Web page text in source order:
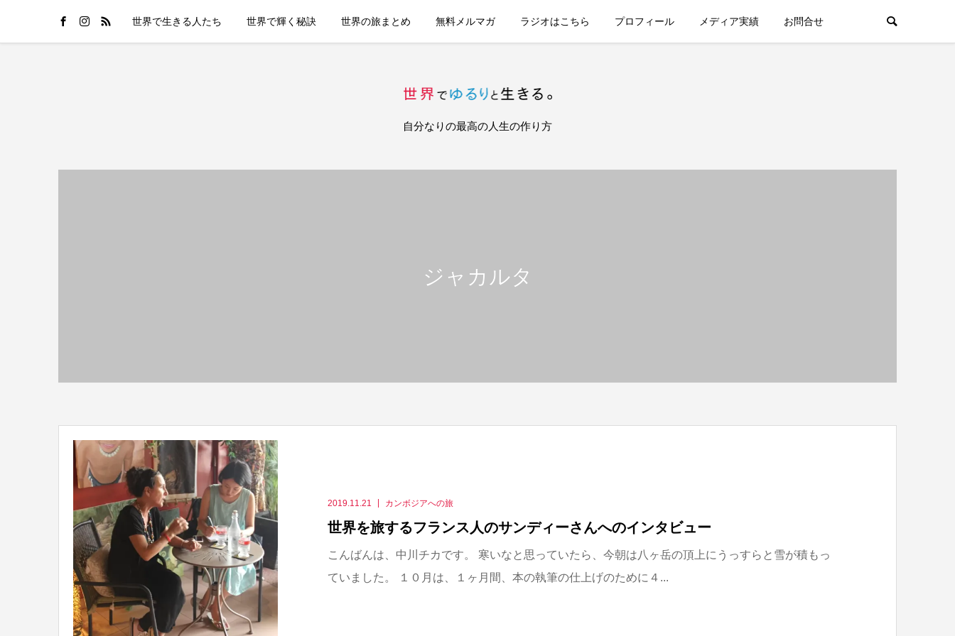
世界で生きる人たち 世界で輝く秘訣 世界の旅まとめ 無料メルマガ ラジオはこちら プロフィール メディア実績 お問合せ
自分なりの最高の人生の作り方
ジャカルタ
2019.11.21 カンボジアへの旅
世界を旅するフランス人のサンディーさんへのインタビュー
こんばんは、中川チカです。 寒いなと思っていたら、今朝は八ヶ岳の頂上にうっすらと雪が積もっ
ていました。 １０月は、１ヶ月間、本の執筆の仕上げのために４...